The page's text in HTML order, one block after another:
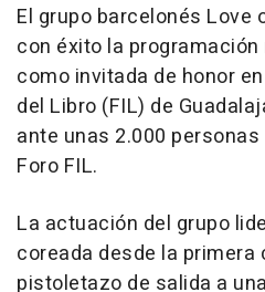
El grupo barcelonés Love
con éxito la
como invitada de honor
del Libro (FIL) de
ante unas 2.000
Foro FIL.
La actuación del grupo
coreada desde la primera
pistoletazo de salida a